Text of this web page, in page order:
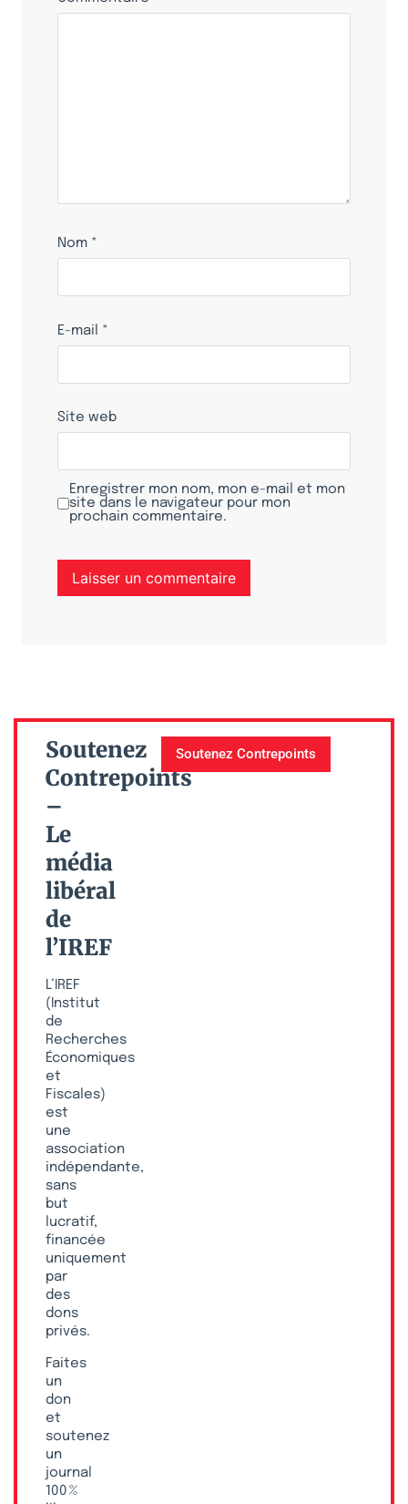
Nom *
E-mail *
Site web
Enregistrer mon nom, mon e-mail et mon
site dans le navigateur pour mon
prochain commentaire.
Soutenez
Contrepoints
–
Le
média
libéral
de
l’IREF
L’IREF
(Institut
de
Recherches
Économiques
et
Fiscales)
est
une
association
indépendante,
sans
but
lucratif,
financée
uniquement
par
des
dons
privés.
Faites
un
don
et
soutenez
un
journal
100 %
Soutenez Contrepoints